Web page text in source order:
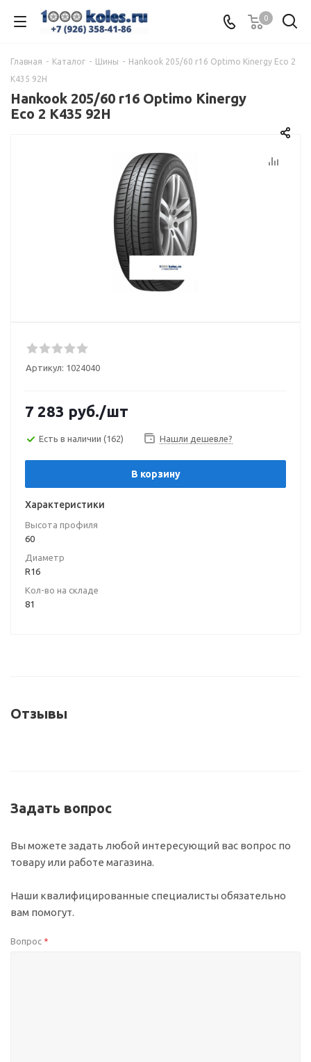
0
Главная - Каталог - Шины - Hankook 205/60 r16 Optimo Kinergy Eco 2
K435 92H
Hankook 205/60 r16 Optimo Kinergy
Eco 2 K435 92H
Артикул: 1024040
7 283 руб./шт
Есть в наличии (162) Нашли дешевле?
В корзину
Характеристики
Высота профиля
60
Диаметр
R16
Кол-во на складе
81
Отзывы
Задать вопрос
Вы можете задать любой интересующий вас вопрос по
товару или работе магазина.
Наши квалифицированные специалисты обязательно
вам помогут.
Вопрос *